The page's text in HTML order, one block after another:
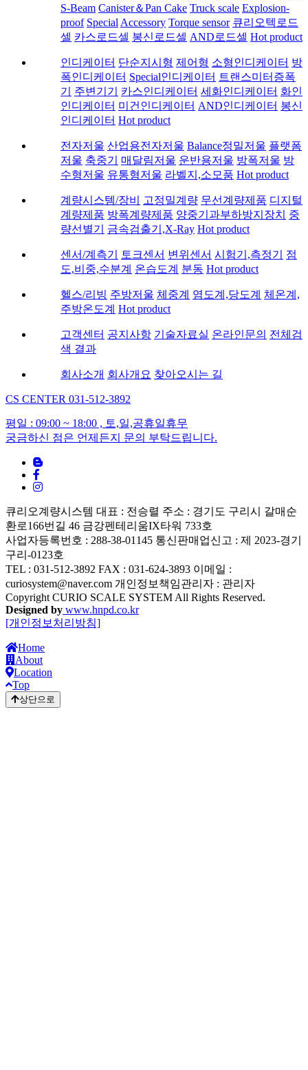
S-Beam Canister＆Pan Cake Truck scale Explosion-
proof Special Accessory Torque sensor 큐리오텍로드
셀 카스로드셀 봉신로드셀 AND로드셀 Hot product
인디케이터 단순지시형 제어형 소형인디케이터 방
폭인디케이터 Special인디케이터 트랜스미터증폭
기
주변기기 카스인디케이터 세화인디케이터 화인
인디케이터 미건인디케이터 AND인디케이터 봉신
인디케이터 Hot product
전자저울 산업용전자저울 Balance정밀저울 플랫폼
저울 축중기 매달림저울 운반용저울 방폭저울 방
수형저울 유통형저울 라벨지,소모품 Hot product
계량시스템/장비 고정밀계량 무선계량제품 디지털
계량제품 방폭계량제품 양중기과부하방지장치
중
량선별기
금속검출기,X-Ray Hot product
센서/계측기 토크센서 변위센서 시험기,측정기
점
도,비중,수분계 온습도계 분동 Hot product
헬스/리빙 주방저울 체중계 염도계,당도계 체온계,
주방온도계 Hot product
고객센터 공지사항 기술자료실 온라인문의 전체검
색 결과
회사소개 회사개요 찾아오시는 길
CS CENTER 031-512-3892
평일 : 09:00 ~ 18:00 , 토,일,공휴일휴무
궁금하신 점은 언제든지 문의 부탁드립니다.
큐리오계량시스템 대표 : 전승렬 주소 : 경기도 구리시 갈매순
환로166번길 46 금강펜테리움IX타워 733호
사업자등록번호 : 288-38-01145 통신판매업신고 : 제 2023-경기
구리-0123호
TEL : 031-512-3892 FAX : 031-624-3893 이메일 :
curiosystem@naver.com 개인정보책임관리자 : 관리자
Copyright CURIO SCALE SYSTEM All Rights Reserved.
Designed by www.hnpd.co.kr
[개인정보처리방침]
Home
About
Location
Top
상단으로